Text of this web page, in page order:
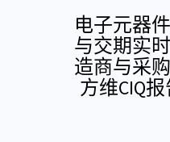
电子元器
与交期实
造商与采
方维CIQ